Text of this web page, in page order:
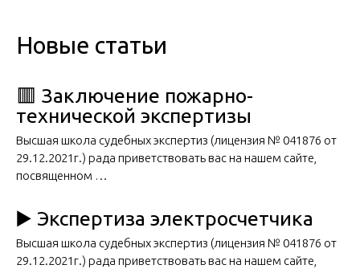
Новые статьи
🟥 Заключение пожарно-
технической экспертизы
Высшая школа судебных экспертиз (лицензия № 041876 от
29.12.2021г.) рада приветствовать вас на нашем сайте,
посвященном …
▶️ Экспертиза электросчетчика
Высшая школа судебных экспертиз (лицензия № 041876 от
29.12.2021г.) рада приветствовать вас на нашем сайте,